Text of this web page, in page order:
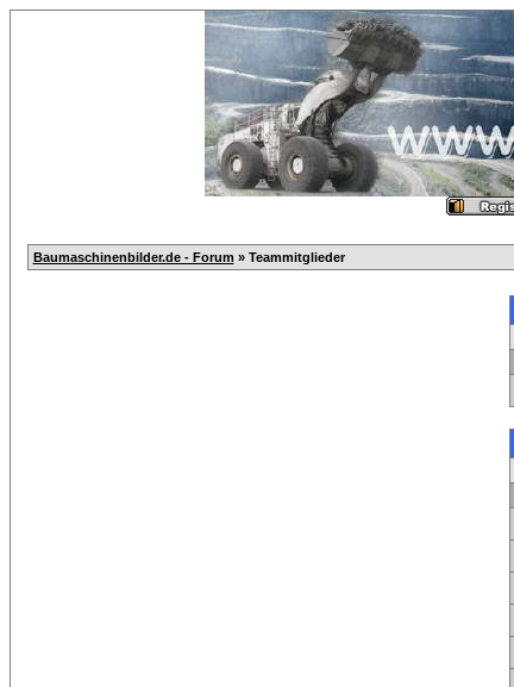
Baumaschinenbilder.de - Forum » Teammitglieder